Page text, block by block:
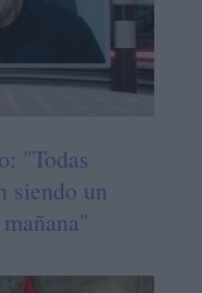
"Todas
siendo un